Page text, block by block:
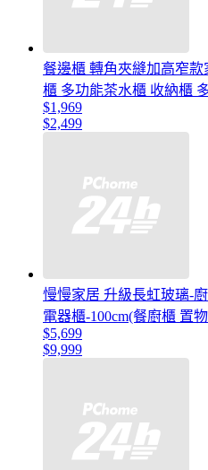
餐邊櫃 轉角夾縫加高窄
櫃 多功能茶水櫃 收納櫃
$1,969
$2,499
慢慢家居 升級長虹玻璃-
電器櫃-100cm(餐廚櫃 置
$5,699
$9,999